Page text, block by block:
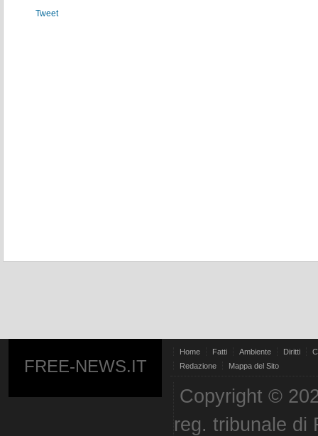
Tweet
FREE-NEWS.IT
Home Fatti Ambiente Diritti
Redazione
Mappa del Sito
Copyright ©
reg. tribunale di